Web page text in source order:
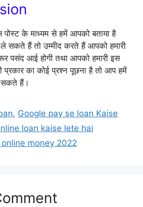
के माध्यम से हमें आपको बताया है
सकते हैं तो उम्मीद करते हैं आपको हमारी
पसंद आई होगी तथा आपको हमारी इस
का कोई प्रश्न पूछना है तो आप हमें
हैं।
, Google pay se loan Kaise
loan kaise lete hai
money 2022